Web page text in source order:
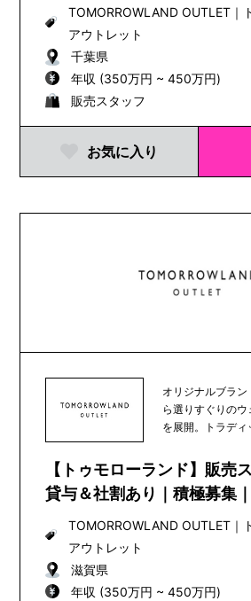
TOMORROWLAND OUTLET｜
アウトレット
千葉県
年収 (350万円 ~ 450万円)
販売スタッフ
お気に入り
オリジナルブラ
ら選りすぐりの
を展開。トラディ
【トゥモローランド】販売
貸与＆社割あり｜積極募集
TOMORROWLAND OUTLET｜
アウトレット
滋賀県
年収 (350万円 ~ 450万円)